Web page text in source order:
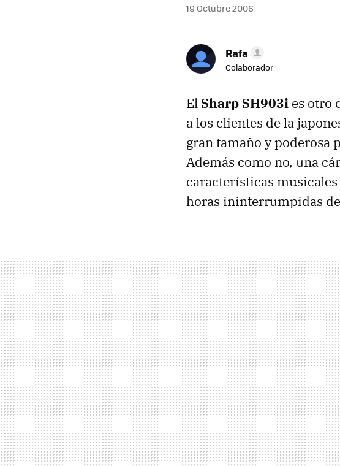
19 Octubre 2006
Rafa
Colaborador
El Sharp SH903i es otro
a los clientes de la
gran tamaño y poderosa
Además como no, una
características
horas ininterrumpidas